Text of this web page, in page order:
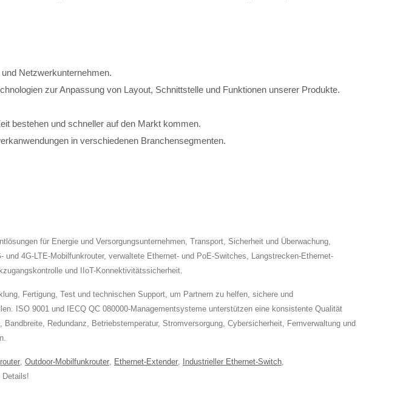
Netzwerkunternehmen.
zur Anpassung von Layout, Schnittstelle und Funktionen unserer Produkte.
bestehen und schneller auf den Markt kommen.
in verschiedenen Branchensegmenten.
für Energie und Versorgungsunternehmen, Transport, Sicherheit und Überwachung,
4G-LTE-Mobilfunkrouter, verwaltete Ethernet- und PoE-Switches, Langstrecken-Ethernet-
und IIoT-Konnektivitätssicherheit.
Fertigung, Test und technischen Support, um Partnern zu helfen, sichere und
ISO 9001 und IECQ QC 080000-Managementsysteme unterstützen eine konsistente Qualität
Redundanz, Betriebstemperatur, Stromversorgung, Cybersicherheit, Fernverwaltung und
Outdoor-Mobilfunkrouter Ethernet-Extender Industrieller Ethernet-Switch
Details!